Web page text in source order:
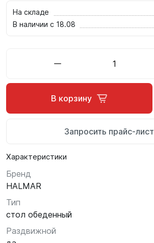
Характеристики
Бренд
HALMAR
Тип
стол обеденный
Раздвижной
На складе
В наличии с 18.08
В корзину
Запросить прайс-лист